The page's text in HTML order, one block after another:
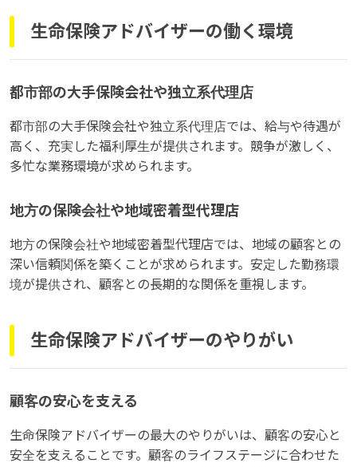
生命保険アドバイザーの働く環境
都市部の大手保険会社や独立系代理店
都市部の大手保険会社や独立系代理店では、給与や待遇が
高く、充実した福利厚生が提供されます。競争が激しく、
多忙な業務環境が求められます。
地方の保険会社や地域密着型代理店
地方の保険会社や地域密着型代理店では、地域の顧客との
深い信頼関係を築くことが求められます。安定した勤務環
境が提供され、顧客との長期的な関係を重視します。
生命保険アドバイザーのやりがい
顧客の安心を支える
生命保険アドバイザーの最大のやりがいは、顧客の安心と
安全を支えることです。顧客のライフステージに合わせた